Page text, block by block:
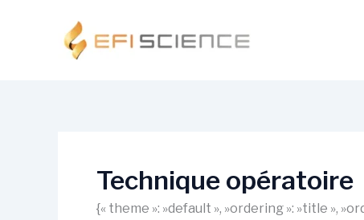
Technique opératoire
{« theme »: »default », »ordering »: »title »,